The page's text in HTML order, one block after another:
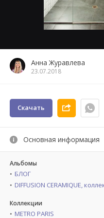
Анна Журавлева
23.07.2018
Скачать
Основная информация
Альбомы
БЛОГ
DIFFUSION CERAMIQUE,
Коллекции
METRO PARIS